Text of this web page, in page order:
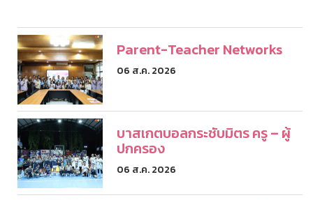
Parent-Teacher Networks
06 ส.ค. 2026
บาสเกตบอลกระชับมิตร ครู – ผู้
ปกครอง
06 ส.ค. 2026